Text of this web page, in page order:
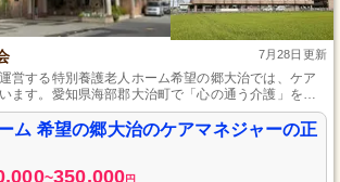
7月28日更新
営する特別養護老人ホーム希望の郷大治では、ケア
ます。愛知県海部郡大治町で「心の通う介護」を実
者様に最適なケアプランを提供するやりがいある仕
、資格取得支援やキャリアアップのサポートが充
がらプロフェッショナルとして成長できるチャンス
入居者様の「希望の郷」を創造しましょう。
ム 希望の郷大治のケアマネジャーの正
~350,000円